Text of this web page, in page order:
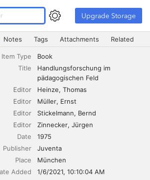
Upgrade Storage
im pädagogischen Feld
Notes Tags Attachments Related
Item Type
Book
Title
Handlungsforschung im
pädagogischen Feld
Editor
Heinze Thomas
Editor
Müller Ernst
Editor
Stickelmann
Bernd
Editor
Zinnecker Jürgen
Date
1975
Publisher
Juventa
Place
München
Added
1/6/2021, 10:10:04 AM